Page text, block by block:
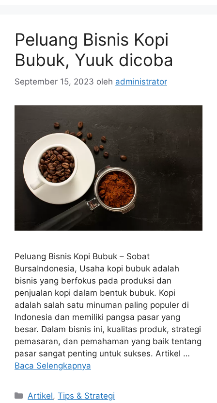
Peluang Bisnis Kopi
Bubuk, Yuuk dicoba
September 15, 2023 oleh administrator
Peluang Bisnis Kopi Bubuk – Sobat
BursaIndonesia, Usaha kopi bubuk adalah
bisnis yang berfokus pada produksi dan
penjualan kopi dalam bentuk bubuk. Kopi
adalah salah satu minuman paling populer di
Indonesia dan memiliki pangsa pasar yang
besar. Dalam bisnis ini, kualitas produk, strategi
pemasaran, dan pemahaman yang baik tentang
pasar sangat penting untuk sukses. Artikel …
Baca Selengkapnya
Kategori
Artikel,Tips & Strategi